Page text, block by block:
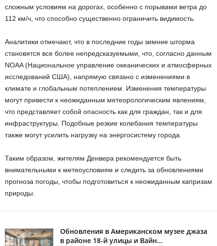
сложным условиям на дорогах, особенно с порывами ветра до
112 км/ч, что способно существенно ограничить видимость.
Аналитики отмечают, что в последние годы зимние шторма
становятся все более непредсказуемыми, что, согласно данным
NOAA (Национальное управление океанических и атмосферных
исследований США), напрямую связано с изменениями в
климате и глобальным потеплением. Изменения температуры
могут привести к неожиданным метеорологическим явлениям,
что представляет собой опасность как для граждан, так и для
инфраструктуры. Подобные резкие колебания температуры
также могут усилить нагрузку на энергосистему города.
Таким образом, жителям Денвера рекомендуется быть
внимательными к метеоусловиям и следить за обновлениями
прогноза погоды, чтобы подготовиться к неожиданным капризам
природы.
Обновления в Американском музее джаза
в районе 18-й улицы и Вайн...